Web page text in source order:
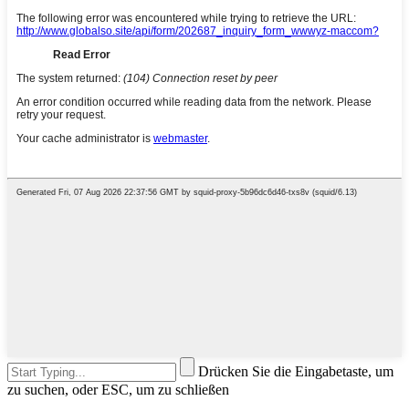
Drücken Sie die Eingabetaste, um
zu suchen, oder ESC, um zu schließen